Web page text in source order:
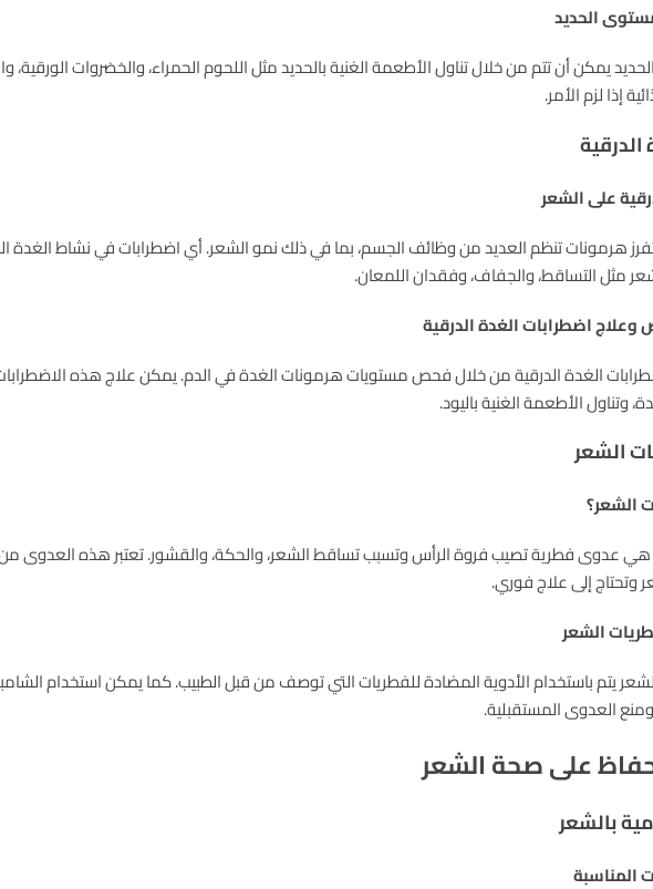
الحديد
يمكن أن تتم من خلال تناول الأطعمة الغنية بالحديد مثل اللحوم الحمراء، والخضروات الورقية،
إذا لزم الأمر.
على الشعر
تفرز هرمونات تنظم العديد من وظائف الجسم، بما في ذلك نمو الشعر. أي اضطرابات في نشاط الغدة
مثل التساقط، والجفاف، وفقدان اللمعان.
اضطرابات الغدة الدرقية
الغدة الدرقية من خلال فحص مستويات هرمونات الغدة في الدم. يمكن علاج هذه الاضطرابات
وتناول الأطعمة الغنية باليود.
الشعر
الشعر؟
عدوى فطرية تصيب فروة الرأس وتسبب تساقط الشعر، والحكة، والقشور. تعتبر هذه العدوى من
إلى علاج فوري.
الشعر
يتم باستخدام الأدوية المضادة للفطريات التي توصف من قبل الطبيب. كما يمكن استخدام
العدوى المستقبلية.
على صحة الشعر
بالشعر
المناسبة